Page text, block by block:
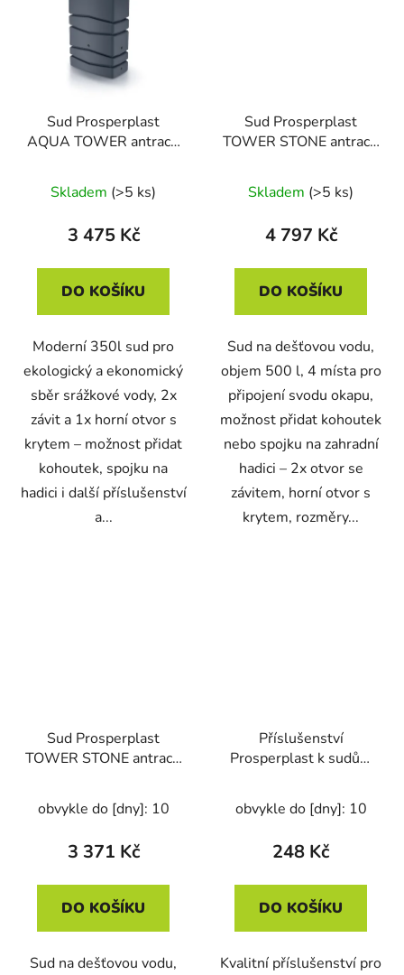
Sud Prosperplast
AQUA TOWER antracit
Skladem (>5 ks)
3 475 Kč
DO KOŠÍKU
Moderní 350l sud pro
ekologický a ekonomický
sběr srážkové vody, 2x
závit a 1x horní otvor s
krytem – možnost přidat
kohoutek, spojku na
hadici i další příslušenství
a...
Sud Prosperplast
TOWER STONE antracit
Skladem (>5 ks)
4 797 Kč
DO KOŠÍKU
Sud na dešťovou vodu,
objem 500 l, 4 místa pro
připojení svodu okapu,
možnost přidat kohoutek
nebo spojku na zahradní
hadici – 2x otvor se
závitem, horní otvor s
krytem, rozměry...
Sud Prosperplast
TOWER STONE antracit
obvykle do [dny]: 10
3 371 Kč
DO KOŠÍKU
Sud na dešťovou vodu,
Příslušenství
Prosperplast k sudům
5 (kohoutek+ přípojky +
hadice)
obvykle do [dny]: 10
248 Kč
DO KOŠÍKU
Kvalitní příslušenství pro